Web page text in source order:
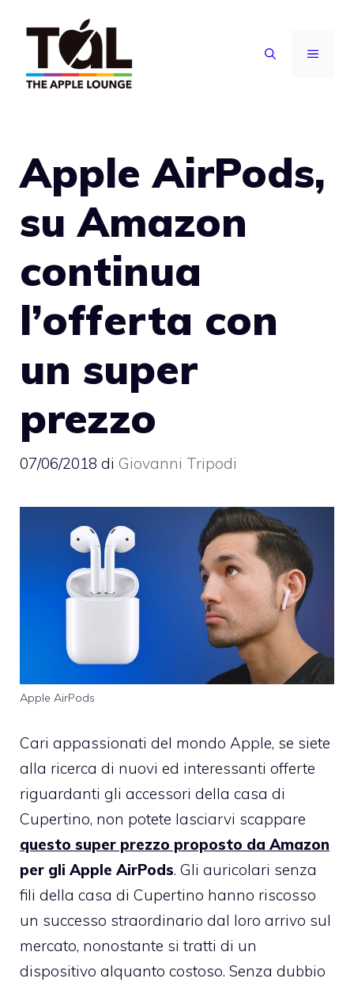
contenuto
MENU
Apple AirPods,
su Amazon
continua
l’offerta con
un super
prezzo
07/06/2018 di Giovanni Tripodi
Apple AirPods
Cari appassionati del mondo Apple, se siete
alla ricerca di nuovi ed interessanti offerte
riguardanti gli accessori della casa di
Cupertino, non potete lasciarvi scappare
questo super prezzo proposto da Amazon
per gli Apple AirPods. Gli auricolari senza
fili della casa di Cupertino hanno riscosso
un successo straordinario dal loro arrivo sul
mercato, nonostante si tratti di un
dispositivo alquanto costoso. Senza dubbio